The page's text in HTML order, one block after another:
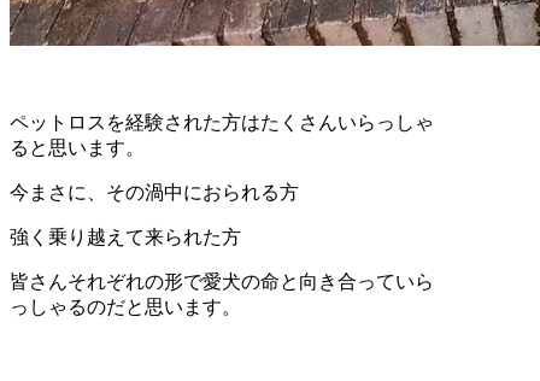
ペットロスを経験された方はたくさんいらっしゃ
ると思います。
今まさに、その渦中におられる方
強く乗り越えて来られた方
皆さんそれぞれの形で愛犬の命と向き合っていら
っしゃるのだと思います。